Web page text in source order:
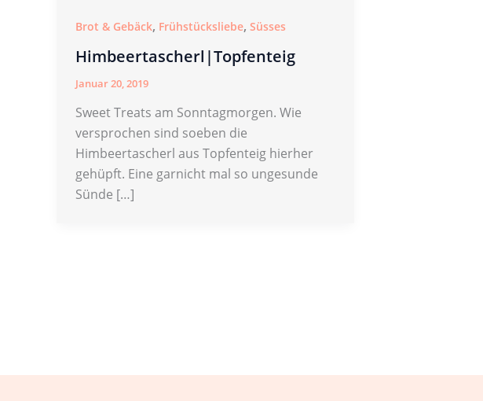
Brot & Gebäck, Frühstücksliebe, Süsses
Himbeertascherl|Topfenteig
Januar 20, 2019
Sweet Treats am Sonntagmorgen. Wie
versprochen sind soeben die
Himbeertascherl aus Topfenteig hierher
gehüpft. Eine garnicht mal so ungesunde
Sünde […]